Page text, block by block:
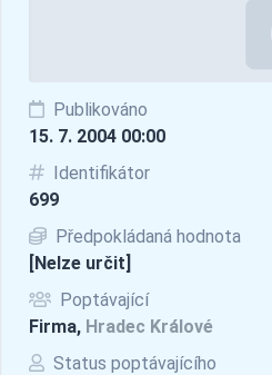
Publikováno
15. 7. 2004 00:00
Identifikátor
699
Předpokládaná hodnota
[Nelze určit]
Poptávající
Firma, Hradec Králové
Status poptávajícího